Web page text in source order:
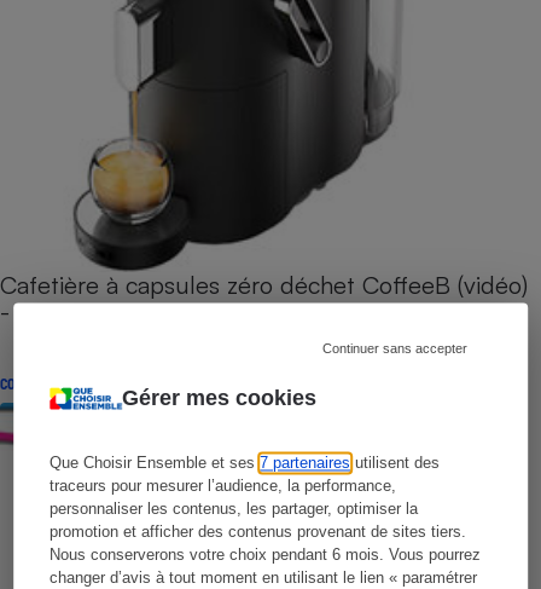
Gérer mes cookies
Que Choisir Ensemble et ses7 partenaires utilisent des
traceurs pour mesurer l’audience, la performance,
personnaliser les contenus, les partager, optimiser la
promotion et afficher des contenus provenant de sites tiers.
Nous conserverons votre choix pendant 6 mois. Vous pourrez
changer d’avis à tout moment en utilisant le lien « paramétrer
Continuer sans accepter
Cafetière à capsules zéro déchet CoffeeB (vidéo)
- Premières impressions
CONSEILS